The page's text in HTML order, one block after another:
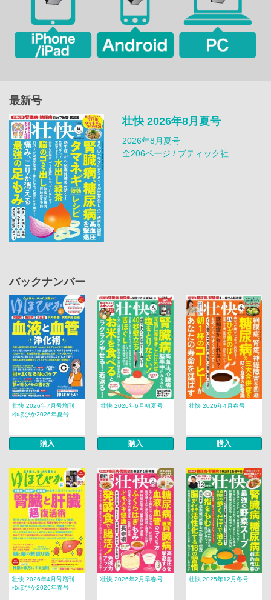
最新号
壮快 2026年8月夏号
2026年8月夏号
全206ページ / ブティック社
バックナンバー
壮快 2026年7月号増刊
ゆほびか2026年夏号
購入
壮快 2026年6月初夏号
購入
壮快 2026年4月春号
購入
壮快 2026年4月号増刊
ゆほびか2026年春号
壮快 2026年2月早春号 壮快 2025年12月冬号